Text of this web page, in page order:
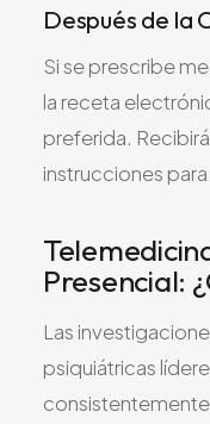
Después de la
Si se prescribe
la receta
preferida.
instrucciones
Presencial:
Las
psiquiátricas